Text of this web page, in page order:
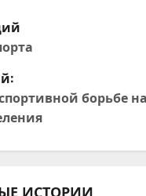
борьбе
ИСТОРИИ